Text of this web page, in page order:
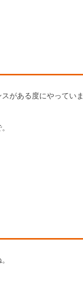
がある度にやっていま